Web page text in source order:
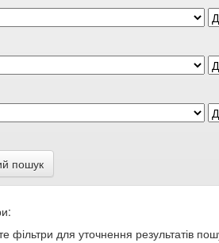
пошук
фільтри для уточнення результатів